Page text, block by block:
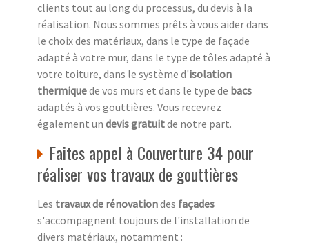
clients tout au long du processus, du devis à la
réalisation. Nous sommes prêts à vous aider dans
le choix des matériaux, dans le type de façade
adapté à votre mur, dans le type de tôles adapté à
votre toiture, dans le système d'isolation
thermiquede vos murs et dans le type de bacs
adaptés à vos gouttières. Vous recevrez
également un devis gratuitde notre part.
Faites appel à Couverture 34 pour
réaliser vos travaux de gouttières
Les travaux de rénovationdes façades
s'accompagnent toujours de l'installation de
divers matériaux, notamment :